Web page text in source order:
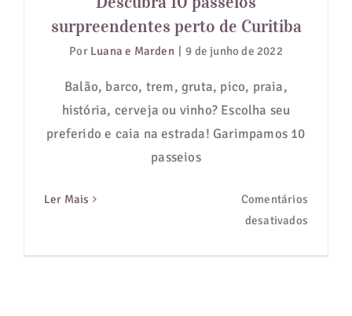
Guias de Viagem
Notícias
surpreendentes perto de Curitiba
Por Luana e Marden | 9 de junho de 2022
Balão, barco, trem, gruta, pico, praia,
história, cerveja ou vinho? Escolha seu
preferido e caia na estrada! Garimpamos 10
passeios
Ler Mais
Comentários
desativados